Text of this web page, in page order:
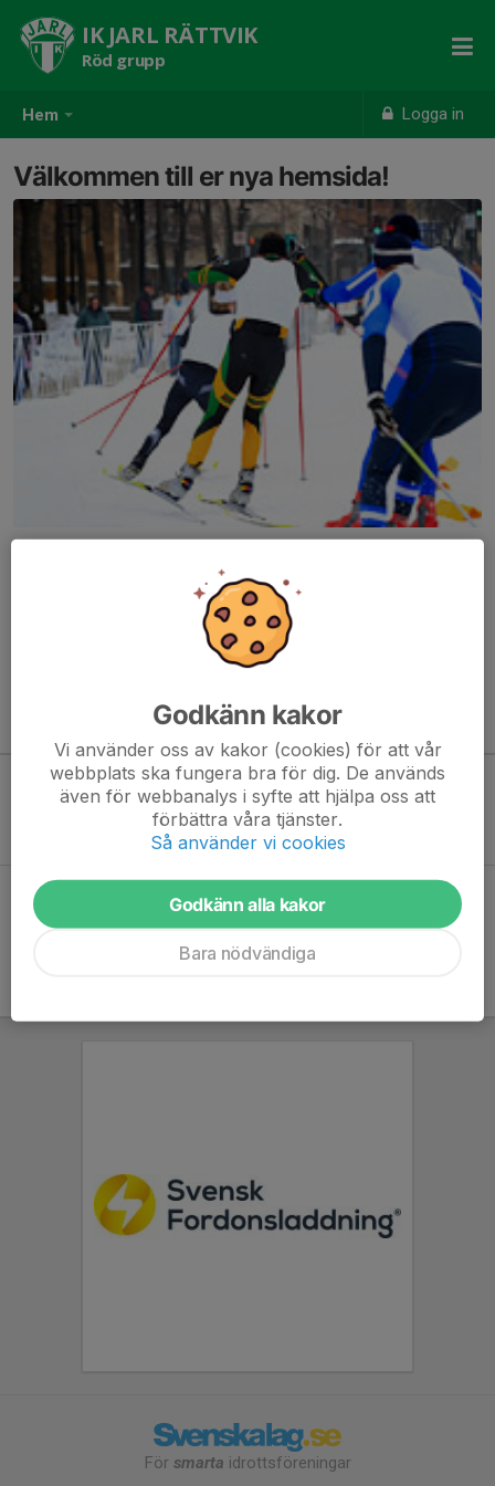
Hem Logga in
IK JARL RÄTTVIK
Röd grupp
Välkommen till er nya hemsida!
att kunna börja administrera hemsidan loggar du in högst upp till
Kommande aktiviteter
Inga aktiviteter inbokade
Hela kalendern
För smarta idrottsföreningar
Godkänn kakor
Vi använder oss av kakor (cookies) för att vår
webbplats ska fungera bra för dig. De används
även för webbanalys i syfte att hjälpa oss att
förbättra våra tjänster.
Så använder vi cookies
Godkänn alla kakor
Bara nödvändiga